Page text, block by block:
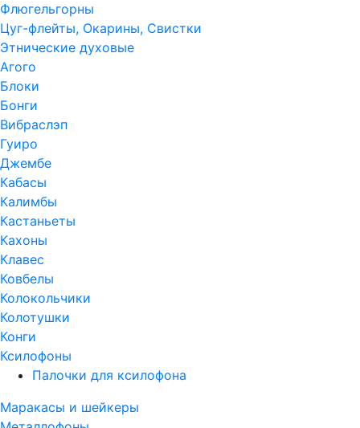
Флюгельгорны
Цуг-флейты, Окарины, Свистки
Этнические духовые
Агого
Блоки
Бонги
Вибраслэп
Гуиро
Джембе
Кабасы
Калимбы
Кастаньеты
Кахоны
Клавес
Ковбелы
Колокольчики
Колотушки
Конги
Ксилофоны
Палочки для ксилофона
Маракасы и шейкеры